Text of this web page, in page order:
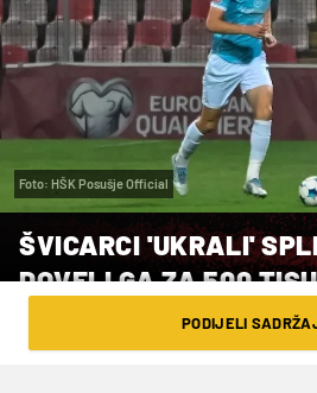
Foto: HŠK Posušje Official
ŠVICARCI 'UKRALI'
DOVELI GA ZA 500
PODIJELI